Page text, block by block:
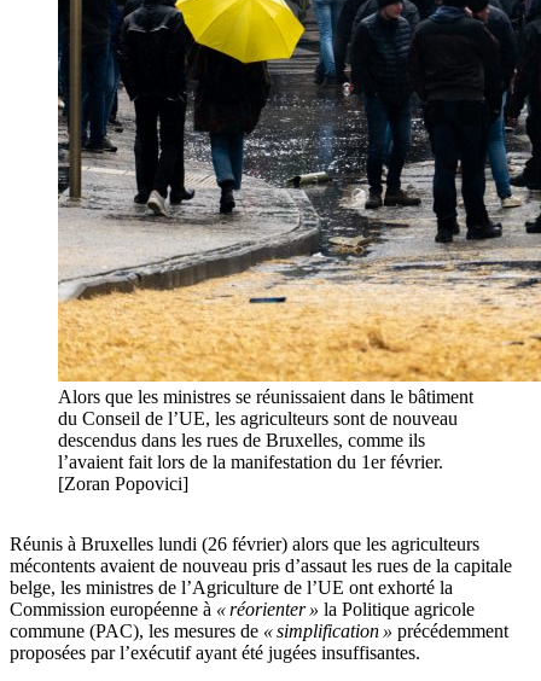
Alors que les ministres se réunissaient dans le bâtiment
du Conseil de l’UE, les agriculteurs sont de nouveau
descendus dans les rues de Bruxelles, comme ils
l’avaient fait lors de la manifestation du 1er février.
[Zoran Popovici]
Réunis à Bruxelles lundi (26 février) alors que les agriculteurs
mécontents avaient de nouveau pris d’assaut les rues de la capitale
belge, les ministres de l’Agriculture de l’UE ont exhorté la
Commission européenne à « réorienter » la Politique agricole
commune (PAC), les mesures de « simplification » précédemment
proposées par l’exécutif ayant été jugées insuffisantes.